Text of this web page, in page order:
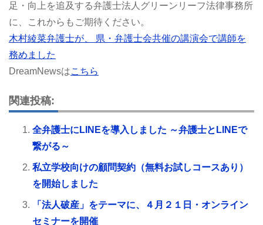
足・向上を追及する弁護士法人グリーンリーフ法律事務所
に、これからもご期待ください。
木村綾菜弁護士が、 県・弁護士会共催の講演会で講師を
務めました
DreamNewsはこちら
関連投稿:
全弁護士にLINEを導入しました ～弁護士とLINEで
繋がる～
私立学校向けの顧問契約（無料お試しコースあり）
を開始しました
「法人破産」をテーマに、４月２１日・オンライン
セミナーを開催